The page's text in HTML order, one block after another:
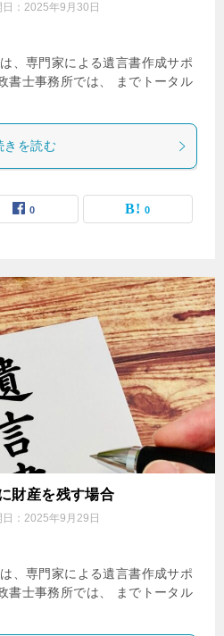
： 2025年9月30日
、専門家による遺言書作成サポ
書士事務所では、 までトータル
きを読む
0 0
財産を残す場合
： 2025年9月29日
、専門家による遺言書作成サポ
書士事務所では、 までトータル